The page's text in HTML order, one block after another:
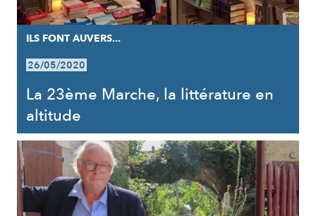
ILS FONT AUVERS...
26/05/2020
La 23ème Marche, la littérature en
altitude